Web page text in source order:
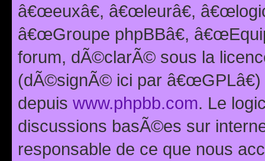
â€œeuxâ€, â€œleurâ€,
â€œGroupe phpBBâ€,
forum, dÃ©clarÃ© sous la
(dÃ©signÃ© ici par
depuis www.phpbb.com. Le
discussions basÃ©es sur
responsable de ce que nous